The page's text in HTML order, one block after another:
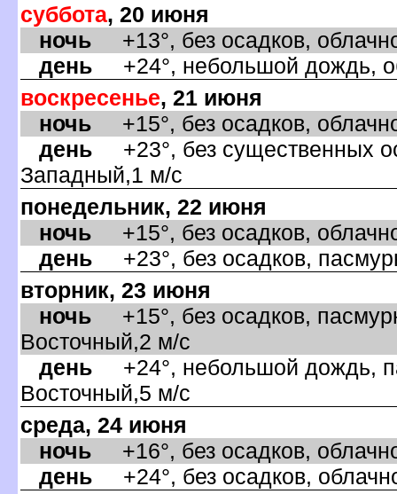
суббота, 20 июня
ночь +13°, без осадков,
день +24°, небольшой дождь,
оскресенье, 21 июня
ночь +15°, без осадков,
день +23°, без существенных
Западный,1 м/с
понедельник, 22 июня
ночь +15°, без осадков,
день +23°, без осадков,
торник, 23 июня
ночь +15°, без осадков,
осточный,2 м/с
день +24°, небольшой дождь,
осточный,5 м/с
среда, 24 июня
ночь +16°, без осадков,
день +24°, без осадков,